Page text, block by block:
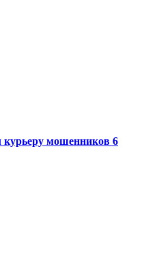
курьеру мошенников 6